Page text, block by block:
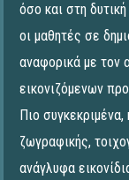
όσο και στη
οι μαθητές σε
αναφορικά με τον
εικονιζόμενων
Πιο
ζωγραφικής,
ανάγλυφα